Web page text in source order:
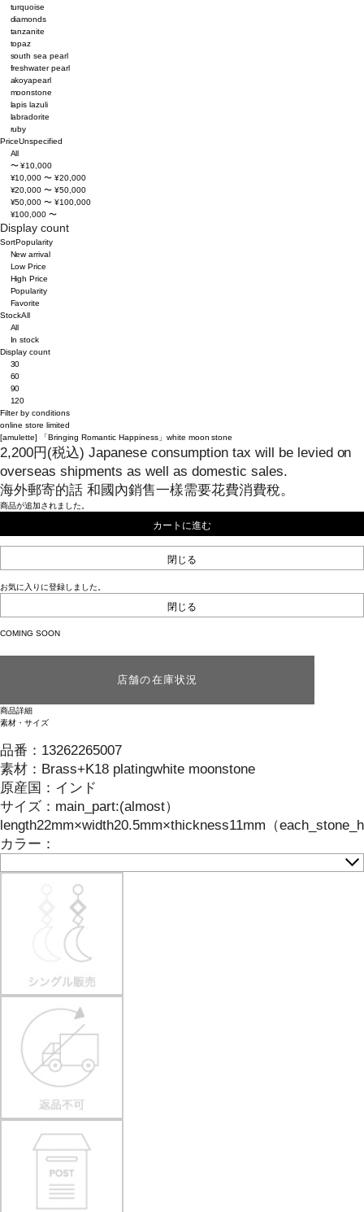
turquoise
diamonds
tanzanite
topaz
south sea pearl
freshwater pearl
akoyapearl
moonstone
lapis lazuli
labradorite
ruby
PriceUnspecified
All
〜 ¥10,000
¥10,000 〜 ¥20,000
¥20,000 〜 ¥50,000
¥50,000 〜 ¥100,000
¥100,000 〜
Display count
SortPopularity
New arrival
Low Price
High Price
Popularity
Favorite
StockAll
All
In stock
Display count
30
60
90
120
Filter by conditions
online store limited
[amulette] 「Bringing Romantic Happiness」white moon stone
2,200円 (税込) Japanese consumption tax will be levied on
overseas shipments as well as domestic sales.
海外郵寄的話 和國內銷售一樣需要花費消費稅。
商品が追加されました。
カートに進む
閉じる
お気に入りに登録しました。
閉じる
COMING SOON
店舗の在庫状況
商品詳細
素材・サイズ
品番： 13262265007
素材： Brass+K18 platingwhite moonstone
原産国： インド
サイズ： main_part:(almost）
length22mm×width20.5mm×thickness11mm（
カラー：